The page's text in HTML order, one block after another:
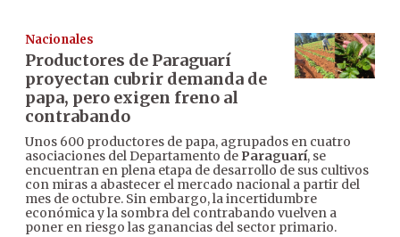
Nacionales
Productores de Paraguarí
proyectan cubrir demanda de
papa, pero exigen freno al
contrabando
Unos 600 productores de papa, agrupados en cuatro
asociaciones del Departamento de Paraguarí, se
encuentran en plena etapa de desarrollo de sus cultivos
con miras a abastecer el mercado nacional a partir del
mes de octubre. Sin embargo, la incertidumbre
económica y la sombra del contrabando vuelven a
poner en riesgo las ganancias del sector primario.